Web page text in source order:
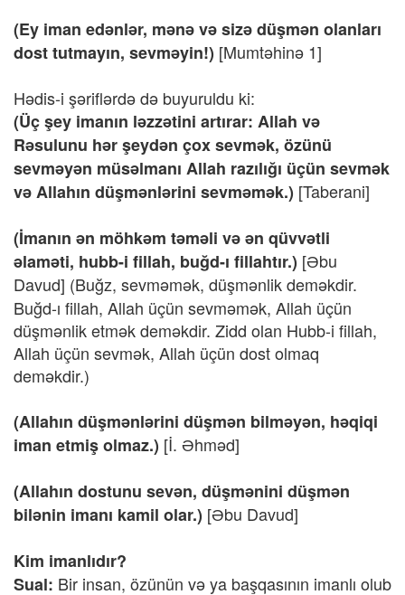
(Ey iman edənlər, mənə və sizə düşmən olanları
dost tutmayın, sevməyin!) [Mumtəhinə 1]
Hədis-i şəriflərdə də buyuruldu ki:
(Üç şey imanın ləzzətini artırar: Allah və
Rəsulunu hər şeydən çox sevmək, özünü
sevməyən müsəlmanı Allah razılığı üçün sevmək
və Allahın düşmənlərini sevməmək.) [Taberani]
(İmanın ən möhkəm təməli və ən qüvvətli
əlaməti, hubb-i fillah, buğd-ı fillahtır.) [Əbu
Davud] (Buğz, sevməmək, düşmənlik deməkdir.
Buğd-ı fillah, Allah üçün sevməmək, Allah üçün
düşmənlik etmək deməkdir. Zidd olan Hubb-i fillah,
Allah üçün sevmək, Allah üçün dost olmaq
deməkdir.)
(Allahın düşmənlərini düşmən bilməyən, həqiqi
iman etmiş olmaz.) [İ. Əhməd]
(Allahın dostunu sevən, düşmənini düşmən
bilənin imanı kamil olar.) [Əbu Davud]
Kim imanlıdır?
Sual: Bir insan, özünün və ya başqasının imanlı olub